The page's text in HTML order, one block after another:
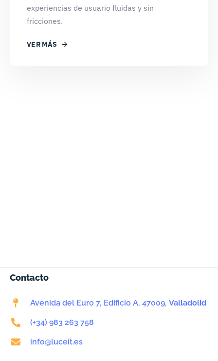
experiencias de usuario fluidas y sin
fricciones.
VER MÁS
Contacto
Avenida del Euro 7, Edificio A, 47009, Valladolid
(+34) 983 263 758
info@luceit.es